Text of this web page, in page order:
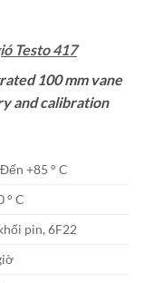
Testo 417
100 mm vane
and calibration
+85 ° C
° C
pin, 6F22